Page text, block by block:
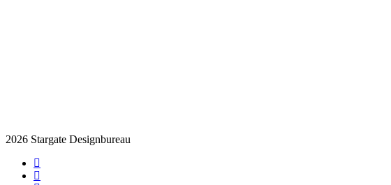
2026 Stargate Designbureau
facebook
pinterest